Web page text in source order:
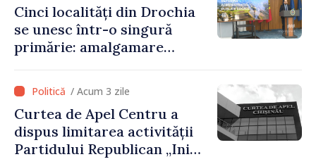
prevederilor legale”
Cinci localități din Drochia
se unesc într-o singură
primărie: amalgamare
stimulente de peste 28 de
milioane de lei oferite de
Guvern
/ Acum 3 zile
Curtea de Apel Centru a
dispus limitarea activității
Partidului Republican „Inima